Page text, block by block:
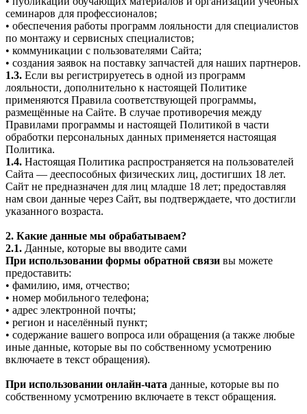
семинаров для профессионалов;
• обеспечения работы программ лояльности для специалистов
по монтажу и сервисных специалистов;
• коммуникации с пользователями Сайта;
• создания заявок на поставку запчастей для наших партнеров.
1.3. Если вы регистрируетесь в одной из программ
лояльности, дополнительно к настоящей Политике
применяются Правила соответствующей программы,
размещённые на Сайте. В случае противоречия между
Правилами программы и настоящей Политикой в части
обработки персональных данных применяется настоящая
Политика.
1.4. Настоящая Политика распространяется на пользователей
Сайта — дееспособных физических лиц, достигших 18 лет.
Сайт не предназначен для лиц младше 18 лет; предоставляя
нам свои данные через Сайт, вы подтверждаете, что достигли
указанного возраста.
2. Какие данные мы обрабатываем?
2.1. Данные, которые вы вводите сами
При использовании формы обратной связи вы можете
предоставить:
• фамилию, имя, отчество;
• номер мобильного телефона;
• адрес электронной почты;
• регион и населённый пункт;
• содержание вашего вопроса или обращения (а также любые
иные данные, которые вы по собственному усмотрению
включаете в текст обращения).
При использовании онлайн-чата данные, которые вы по
собственному усмотрению включаете в текст обращения.